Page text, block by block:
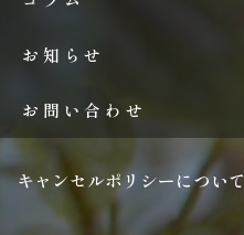
お知らせ
お問い合わせ
キャンセルポリシーについて